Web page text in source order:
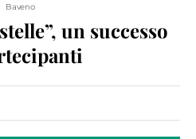
Baveno
un successo